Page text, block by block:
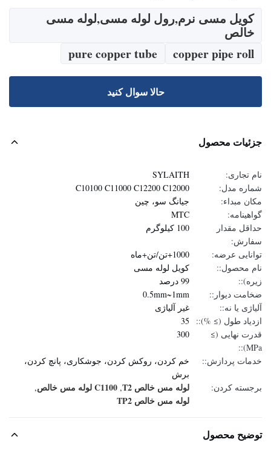
کویل مسی نرم,رول لوله مسی,لوله مسی
خالص
copper pipe roll
pure copper tube
حالا سوال کنيد
جزئیات محصول
نام تجاری:
SYLAITH
شماره مدل:
C10100 C11000 C12200 C12000
مکان مبداء:
جیانگ سو، چین
گواهینامه:
MTC
حداقل مقدار
سفارش:
100 کیلوگرم
توانایی عرضه:
1000+تن/تن+ماه
نام محصول::
کویل لوله مسی
زیره)::
99 درصد
ضخامت دیوار::
0.5mm~1mm
آلیاژی یا نه::
غیر آلیاژی
ازدیاد طول (≥ %)::
35
قدرت نهایی (≥
MPa)::
300
خدمات پردازش::
خم کردن، روکش کردن، جوشکاری، پانچ کردن،
برش
برجسته کردن:
لوله مس خالص T2 , C1100 لوله مس خالص ,
لوله مس خالص TP2
توضیح محصول